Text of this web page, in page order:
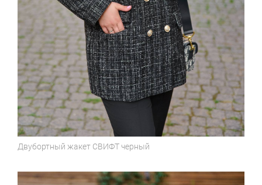
Двубортный жакет СВИФТ черный